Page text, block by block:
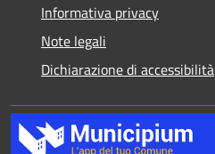
Informativa privacy
Note legali
Dichiarazione di accessibilità